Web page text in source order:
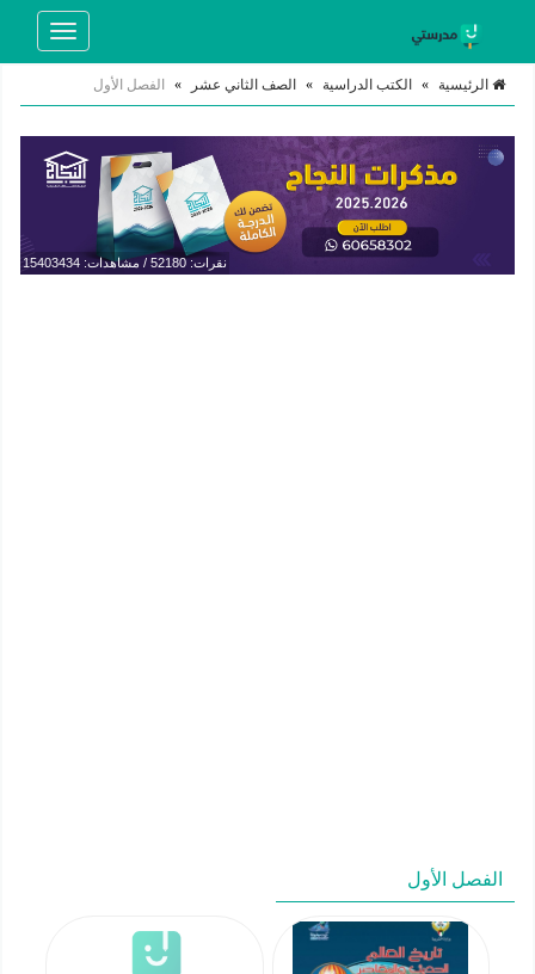
Toggle
الرئيسية » الكتب الدراسية » الصف الثاني عشر » الفصل الأول
نقرات: 52180 / مشاهدات: 15403434
الفصل الأول